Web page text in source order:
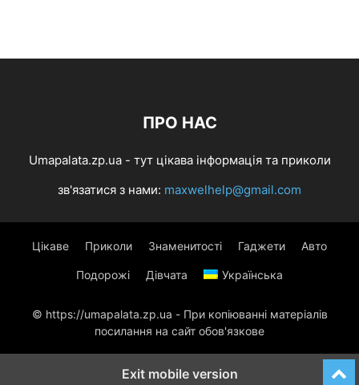
ПРО НАС
Umapalata.zp.ua - тут цікава інформація та приколи
зв'язатися з нами: maxwelhelp@gmail.com
Цікаве Приколи Знаменитості Гаджети Авто
Подорожі Дівчата Українська
© https://umapalata.zp.ua - При копіюванні матеріалів
посилання на сайт обов'язкове
Exit mobile version